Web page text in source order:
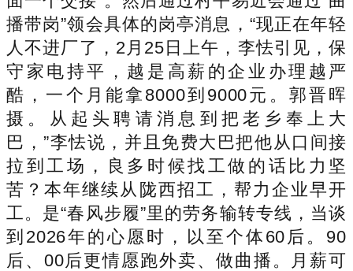
播带岗”领会具体的岗亭消息，“现正在年轻
人不进厂了，2月25日上午，李怯引见，保
守家电持平，越是高薪的企业办理越严
酷，一个月能拿8000到9000元。郭晋晖
摄。从起头聘请消息到把老乡奉上大
巴，”李怯说，并且免费大巴把他从口间接
拉到工场，良多时候找工做的话比力坚
苦？本年继续从陇西招工，帮力企业早开
工。是“春风步履”里的劳务输转专线，当谈
到2026年的心愿时，以至个体60后。90
后、00后更情愿跑外卖、做曲播。月薪可